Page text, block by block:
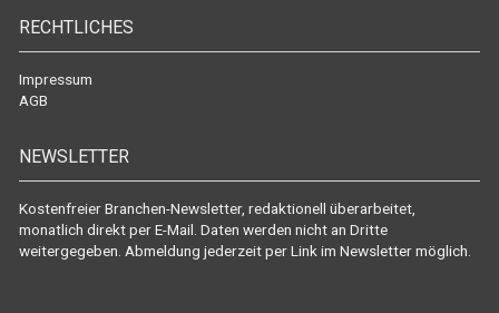
RECHTLICHES
Impressum
AGB
NEWSLETTER
Kostenfreier Branchen-Newsletter, redaktionell überarbeitet,
monatlich direkt per E-Mail. Daten werden nicht an Dritte
weitergegeben. Abmeldung jederzeit per Link im Newsletter möglich.